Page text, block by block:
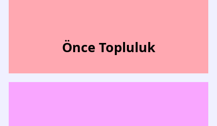
Önce Topluluk